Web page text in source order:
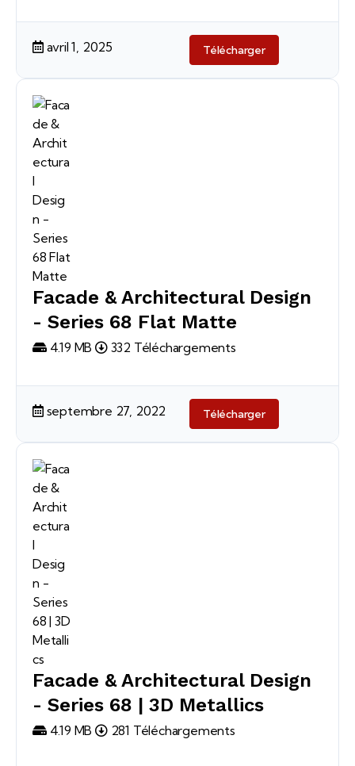
avril 1, 2025 Télécharger
Facade & Architectural Design
- Series 68 Flat Matte
4.19 MB 332 Téléchargements
septembre 27, 2022 Télécharger
Facade & Architectural Design
- Series 68 | 3D Metallics
4.19 MB 281 Téléchargements